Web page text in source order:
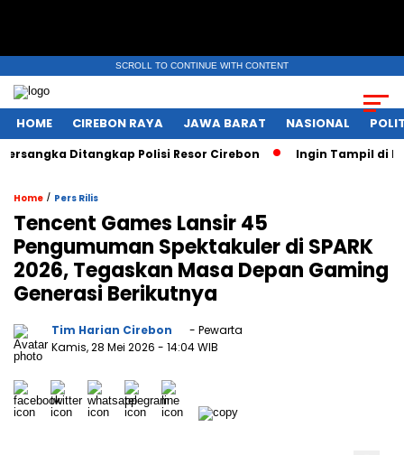
SCROLL TO CONTINUE WITH CONTENT
HOME CIREBON RAYA JAWA BARAT NASIONAL
Ditangkap Polisi Resor Cirebon Ingin Tampil di Media
Home / Pers Rilis
Tencent Games Lansir 45
Pengumuman Spektakuler di SPARK
2026, Tegaskan Masa Depan Gaming
Generasi Berikutnya
Tim Harian Cirebon
- Pewarta
Kamis, 28 Mei 2026 - 14:04 WIB